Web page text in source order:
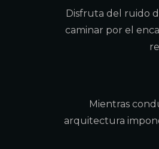
Disfruta del ruido
caminar por el
Mientras
arquitectura